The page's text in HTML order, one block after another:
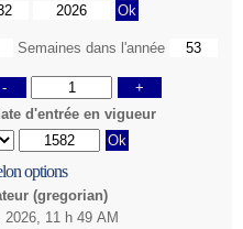
Ok
Semaines dans l'année
-
+
d'entrée en vigueur
Ok
options
(gregorian)
11 h 49 AM